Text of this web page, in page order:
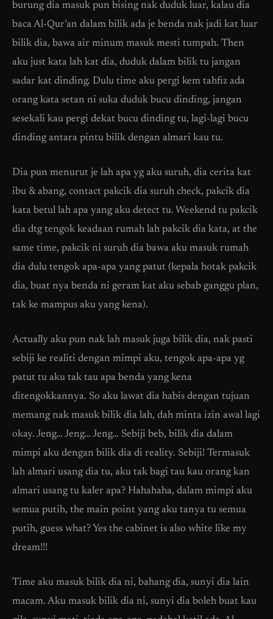
burung dia masuk pun bising nak duduk luar, kalau dia
baca Al-Qur’an dalam bilik ada je benda nak jadi kat luar
bilik dia, bawa air minum masuk mesti tumpah. Then
aku just kata lah kat dia, duduk dalam bilik tu jangan
sadar kat dinding. Dulu time aku pergi kem tahfiz ada
orang kata setan ni suka duduk bucu dinding, jangan
sesekali kau pergi dekat bucu dinding tu, lagi-lagi bucu
dinding antara pintu bilik dengan almari kau tu.
Dia pun menurut je lah apa yg aku suruh, dia cerita kat
ibu & abang, contact pakcik dia suruh check, pakcik dia
kata betul lah apa yang aku detect tu. Weekend tu pakcik
dia dtg tengok keadaan rumah lah pakcik dia kata, at the
same time, pakcik ni suruh dia bawa aku masuk rumah
dia dulu tengok apa-apa yang patut (kepala hotak pakcik
dia, buat nya benda ni geram kat aku sebab ganggu plan,
tak ke mampus aku yang kena).
Actually aku pun nak lah masuk juga bilik dia, nak pasti
sebiji ke realiti dengan mimpi aku, tengok apa-apa yg
patut tu aku tak tau apa benda yang kena
ditengokkannya. So aku lawat dia habis dengan tujuan
memang nak masuk bilik dia lah, dah minta izin awal lagi
okay. Jeng… Jeng… Jeng… Sebiji beb, bilik dia dalam
mimpi aku dengan bilik dia di reality. Sebiji! Termasuk
lah almari usang dia tu, aku tak bagi tau kau orang kan
almari usang tu kaler apa? Hahahaha, dalam mimpi aku
semua putih, the main point yang aku tanya tu semua
putih, guess what? Yes the cabinet is also white like my
dream!!!
Time aku masuk bilik dia ni, bahang dia, sunyi dia lain
macam. Aku masuk bilik dia ni, sunyi dia boleh buat kau